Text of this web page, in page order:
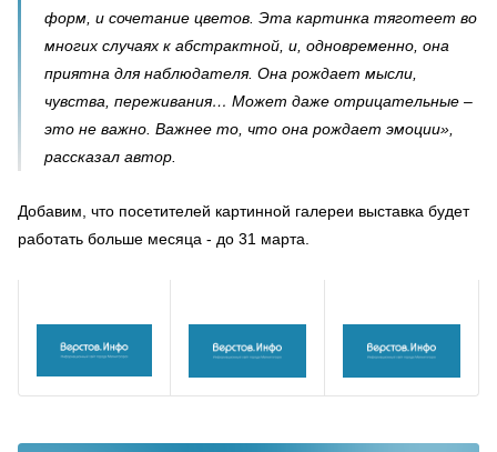
форм, и сочетание цветов. Эта картинка тяготеет во
многих случаях к абстрактной, и, одновременно, она
приятна для наблюдателя. Она рождает мысли,
чувства, переживания… Может даже отрицательные –
это не важно. Важнее то, что она рождает эмоции»,
рассказал автор.
Добавим, что посетителей картинной галереи выставка будет
работать больше месяца - до 31 марта.